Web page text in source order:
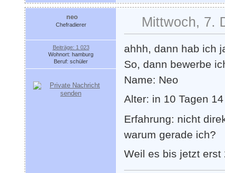
neo
Chefradierer
Beiträge: 1 023
Wohnort: hamburg
Beruf: schüler
Mittwoch, 7.
ahhh, dann hab ich
So, dann bewerbe
Name: Neo
Alter: in 10 Tagen
Erfahrung: nicht
warum gerade ich?
Weil es bis jetzt